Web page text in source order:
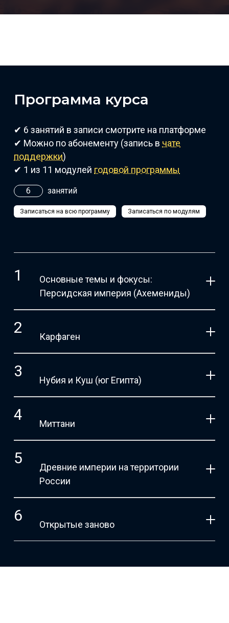
Программа курса
✔ 6 занятий в записи смотрите на платформе
✔ Можно по абонементу (запись в чате
поддержки)
✔ 1 из 11 модулей годовой программы
6 занятий
Записаться на всю программу Записаться по модулям
Основные темы и фокусы:
Персидская империя (Ахемениды)
Карфаген
Нубия и Куш (юг Египта)
Миттани
Древние империи на территории
России
Открытые заново